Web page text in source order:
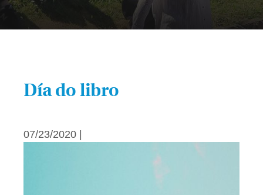
Día do libro
07/23/2020 |